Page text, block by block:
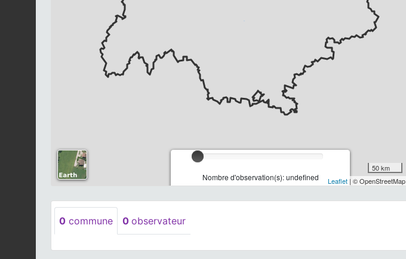
Nombre d'observation(s): undefined
50 km
Leaflet| © OpenStreetMap
0 commune 0 observateur